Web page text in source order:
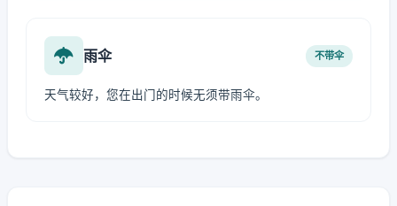
雨伞 不带伞
天气较好，您在出门的时候无须带雨伞。